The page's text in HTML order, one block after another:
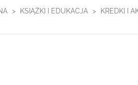
KSIĄŻKI I EDUKACJA KREDKI I